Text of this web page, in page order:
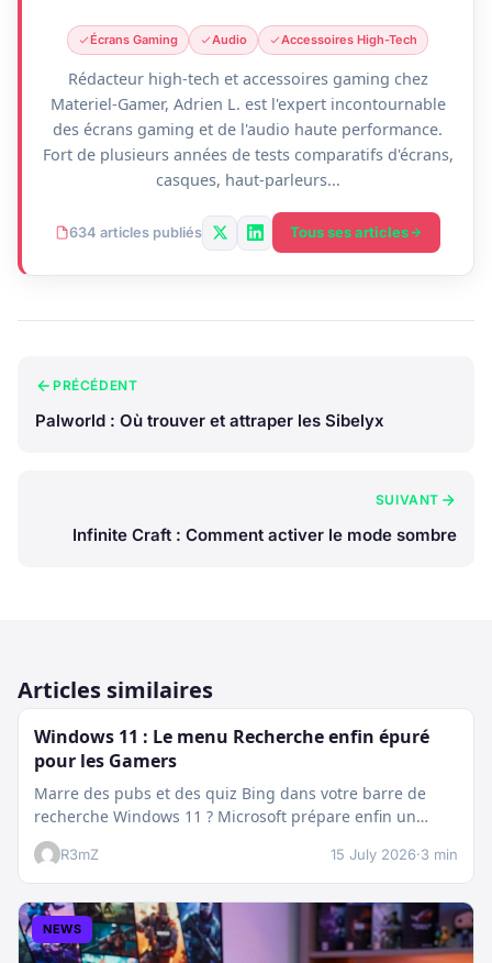
Écrans Gaming Audio Accessoires High-Tech
Rédacteur high-tech et accessoires gaming chez
Materiel-Gamer, Adrien L. est l'expert incontournable
des écrans gaming et de l'audio haute performance.
Fort de plusieurs années de tests comparatifs d'écrans,
casques, haut-parleurs...
634 articles publiés Tous ses articles
PRÉCÉDENT
Palworld : Où trouver et attraper les Sibelyx
SUIVANT
Infinite Craft : Comment activer le mode sombre
Articles similaires
Windows 11 : Le menu Recherche enfin épuré
pour les Gamers
Marre des pubs et des quiz Bing dans votre barre de
recherche Windows 11 ? Microsoft prépare enfin un
nettoyage…
R3mZ 15 July 2026·3 min
NEWS